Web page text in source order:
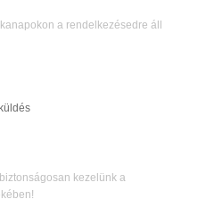
a rendelkezésedre áll
kezelünk a